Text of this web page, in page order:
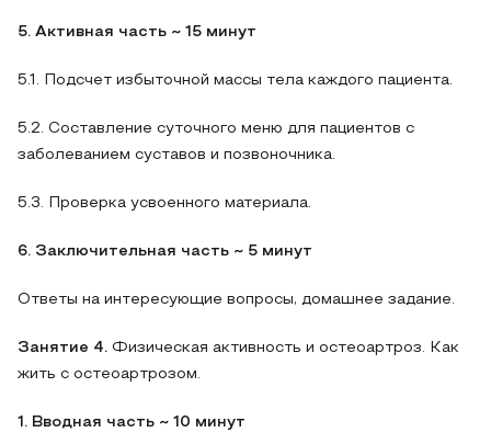
5. Активная часть ~ 15 минут
5.1. Подсчет избыточной массы тела каждого пациента.
5.2. Составление суточного меню для пациентов с
заболеванием суставов и позвоночника.
5.3. Проверка усвоенного материала.
6. Заключительная часть ~ 5 минут
Ответы на интересующие вопросы, домашнее задание.
Занятие 4. Физическая активность и остеоартроз. Как
жить с остеоартрозом.
1. Вводная часть ~ 10 минут